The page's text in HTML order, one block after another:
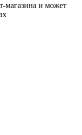
магазина и может